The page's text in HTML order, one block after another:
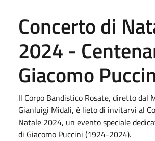
Concerto di
2024 -
Giacomo
Il Corpo Bandistico Rosate, diretto dal
Gianluigi Midali, è lieto di invitarvi al
Natale 2024, un evento speciale
di Giacomo Puccini (1924-2024).